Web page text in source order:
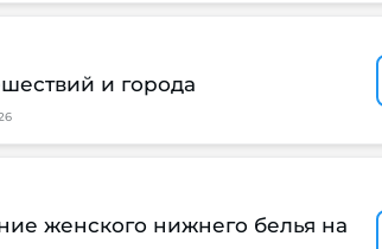
и города
женского нижнего белья на